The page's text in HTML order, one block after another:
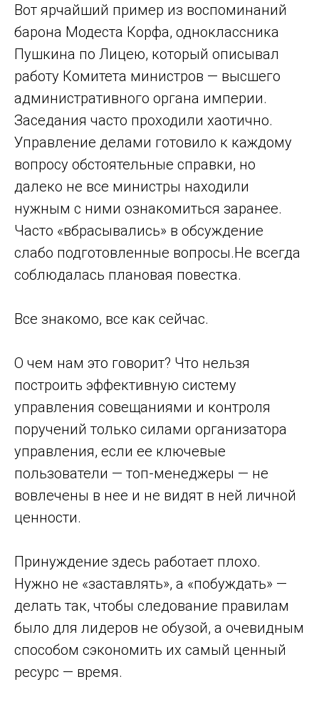
Вот ярчайший пример из воспоминаний
барона Модеста Корфа, одноклассника
Пушкина по Лицею, который описывал
работу Комитета министров — высшего
административного органа империи.
Заседания часто проходили хаотично.
Управление делами готовило к каждому
вопросу обстоятельные справки, но
далеко не все министры находили
нужным с ними ознакомиться заранее.
Часто «вбрасывались» в обсуждение
слабо подготовленные вопросы.Не всегда
соблюдалась плановая повестка.
Все знакомо, все как сейчас.
О чем нам это говорит? Что нельзя
построить эффективную систему
управления совещаниями и контроля
поручений только силами организатора
управления, если ее ключевые
пользователи — топ-менеджеры — не
вовлечены в нее и не видят в ней личной
ценности.
Принуждение здесь работает плохо.
Нужно не «заставлять», а «побуждать» —
делать так, чтобы следование правилам
было для лидеров не обузой, а очевидным
способом сэкономить их самый ценный
ресурс — время.